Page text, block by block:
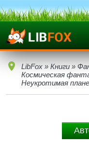
LibFox » Книги »
Космическая
Неукротимая